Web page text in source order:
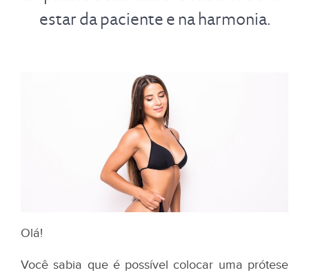
estar da paciente e na harmonia.
Olá!
Você sabia que é possível colocar uma prótese